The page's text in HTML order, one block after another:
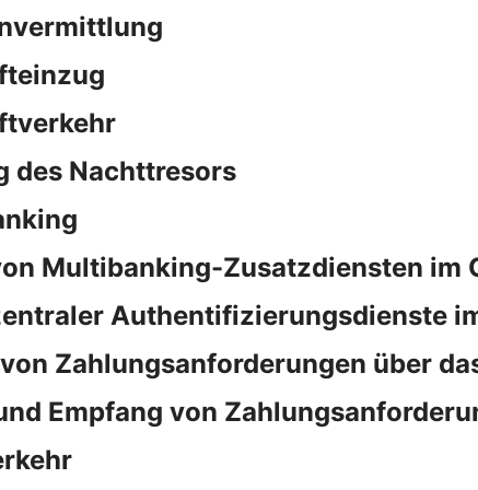
des Nachttresors
Multibanking-Zusatzdiensten im
Authentifizierungsdienste
Zahlungsanforderungen über
Empfang von